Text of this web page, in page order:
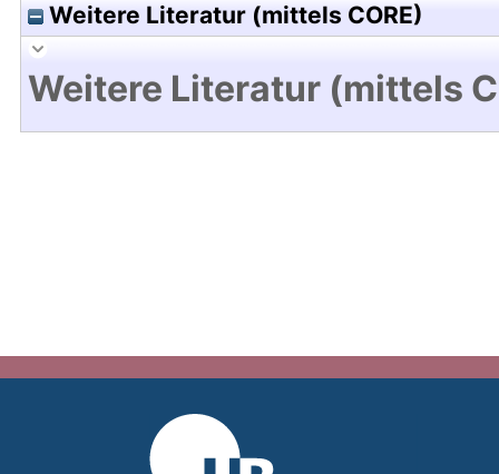
Weitere Literatur (mittels CORE)
Weitere Literatur (mittels